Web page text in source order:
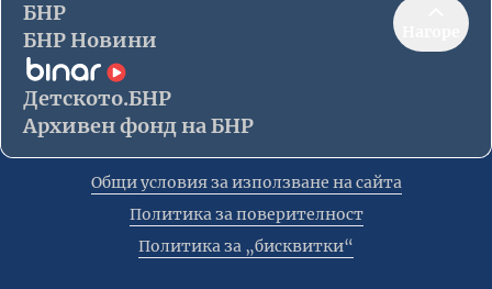
БНР
БНР Новини
Детското.БНР
Архивен фонд на БНР
Общи условия за използване на сайта
Политика за поверителност
Политика за „бисквитки“